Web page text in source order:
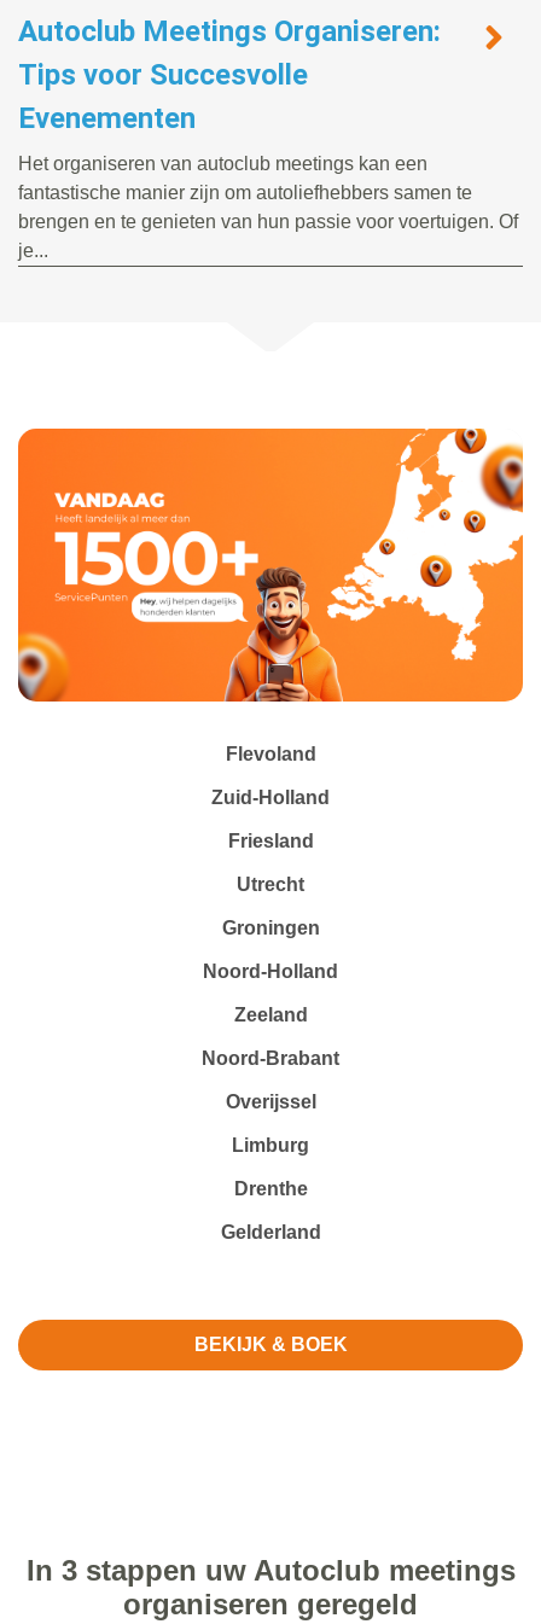
Autoclub Meetings Organiseren:
Tips voor Succesvolle
Evenementen
Het organiseren van autoclub meetings kan een
fantastische manier zijn om autoliefhebbers samen te
brengen en te genieten van hun passie voor voertuigen. Of
je...
Flevoland
Zuid-Holland
Friesland
Utrecht
Groningen
Noord-Holland
Zeeland
Noord-Brabant
Overijssel
Limburg
Drenthe
Gelderland
BEKIJK & BOEK
In 3 stappen uw Autoclub meetings
organiseren geregeld